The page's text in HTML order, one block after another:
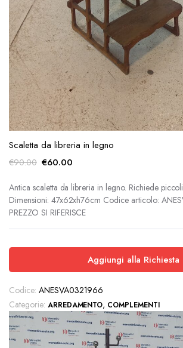
Scaletta da libreria in legno
€90.00 Il
originale
era:
€90.00.
€60.00Il
attuale
è:
€60.00.
Antica scaletta da libreria in legno. Richiede
Dimensioni: 47x62xh76cm Codice articolo:
PREZZO SI RIFERISCE
Aggiungi alla Richiesta
Codice: ANESVA0321966
Categorie: ARREDAMENTO, COMPLEMENTI